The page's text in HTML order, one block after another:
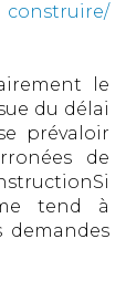
construire/
le
du délai
prévaloir
de
tend à
demandes